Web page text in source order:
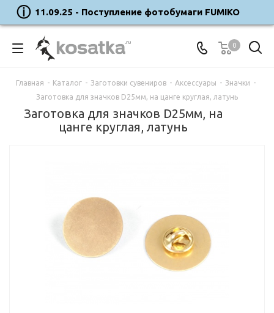
11.09.25 - Поступление фотобумаги FUMIKO
0
Главная - Каталог - Заготовки сувениров - Аксессуары - Значки -
Заготовка для значков D25мм, на цанге круглая, латунь
Заготовка для значков D25мм, на
цанге круглая, латунь